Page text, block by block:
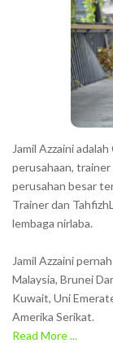
Jamil Azzaini
perusahaan,
perusahan besar
Trainer dan
lembaga nirlaba.
Jamil Azzaini
Malaysia, Brunei
Kuwait, Uni
Amerika Serikat.
Read More ...